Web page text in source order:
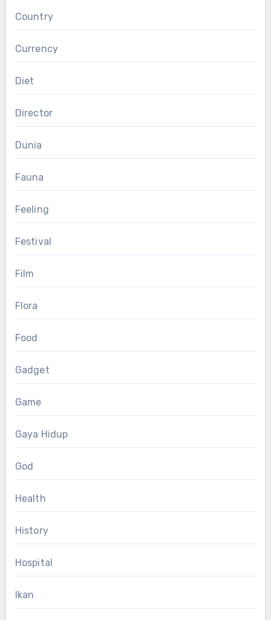
Country
Currency
Diet
Director
Dunia
Fauna
Feeling
Festival
Film
Flora
Food
Gadget
Game
Gaya Hidup
God
Health
History
Hospital
Ikan